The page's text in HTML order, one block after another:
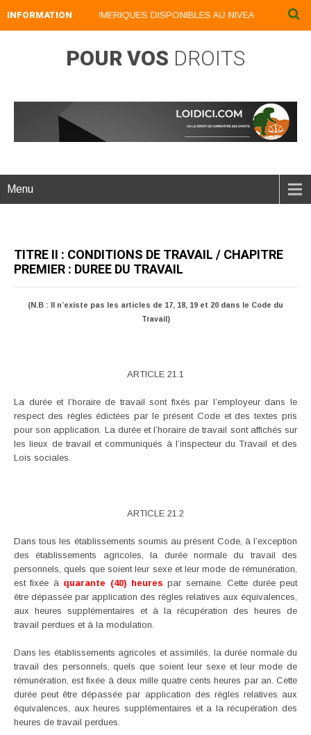
INFORMATION
NOS LIVRES NUMERIQUES DISPONIBLES AU NIVEAU DU MENU
POUR VOS DROITS
Menu
TITRE II : CONDITIONS DE TRAVAIL / CHAPITRE
PREMIER : DUREE DU TRAVAIL
(N.B : Il n’existe pas les articles de 17, 18, 19 et 20 dans le Code du
Travail)
ARTICLE 21.1
La durée et l’horaire de travail sont fixés par l’employeur dans le
respect des règles édictées par le présent Code et des textes pris
pour son application. La durée et l’horaire de travail sont affichés sur
les lieux de travail et communiqués à l’inspecteur du Travail et des
Lois sociales.
ARTICLE 21.2
Dans tous les établissements soumis au présent Code, à l’exception
des établissements agricoles, la durée normale du travail des
personnels, quels que soient leur sexe et leur mode de rémunération,
est fixée à quarante (40) heures par semaine. Cette durée peut
être dépassée par application des règles relatives aux équivalences,
aux heures supplémentaires et à la récupération des heures de
travail perdues et à la modulation.
Dans les établissements agricoles et assimilés, la durée normale du
travail des personnels, quels que soient leur sexe et leur mode de
rémunération, est fixée à deux mille quatre cents heures par an. Cette
durée peut être dépassée par application des règles relatives aux
équivalences, aux heures supplémentaires et a la récupération des
heures de travail perdues.